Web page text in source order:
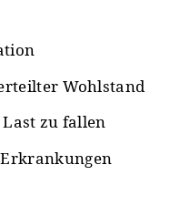
Wohlstand
zu fallen